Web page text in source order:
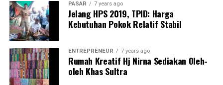
“Yang terpenting adalah memastikan fasilitas ini
diberikan kepada UMKM yang benar-benar merintis
usahanya dari bawah. Seleksi harus objektif dan terbuka,”
Selain itu, kami mendorong pemerintah untuk
mempertimbangkan penambahan jumlah lapak di masa
PASAR 7 years ago
Jelang HPS 2019, TPID: Harga
Kebutuhan Pokok Relatif Stabil
ENTREPRENEUR 7 years ago
Rumah Kreatif Hj Nirna Sediakan Oleh-
oleh Khas Sultra